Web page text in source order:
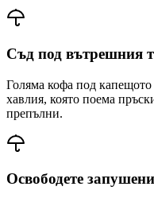
Съд под вътрешния
Голяма кофа под
хавлия, която поема
препълни.
Освободете